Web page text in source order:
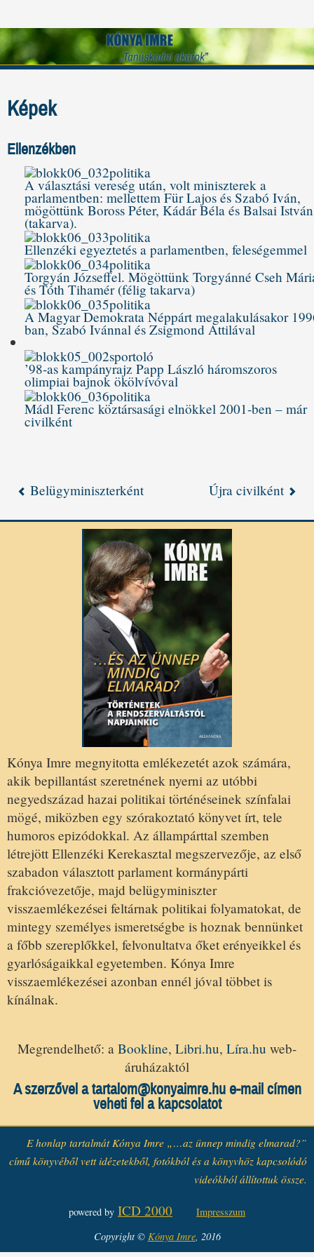
Képek
Ellenzékben
A választási vereség után, volt miniszterek a
parlamentben: mellettem Für Lajos és Szabó Iván,
mögöttünk Boross Péter, Kádár Béla és Balsai István
(takarva).
Ellenzéki egyeztetés a parlamentben, feleségemmel
Torgyán Józseffel. Mögöttünk Torgyánné Cseh
és Tóth Tihamér (félig takarva)
A Magyar Demokrata Néppárt megalakulásakor
ban, Szabó Ivánnal és Zsigmond Attilával
’98-as kampányrajz Papp László háromszoros
olimpiai bajnok ökölvívóval
Mádl Ferenc köztársasági elnökkel 2001-ben – már
civilként
Belügyminiszterként Újra civilként
Kónya Imre megnyitotta emlékezetét azok számára,
akik bepillantást szeretnének nyerni az utóbbi
negyedszázad hazai politikai történéseinek színfalai
mögé, miközben egy szórakoztató könyvet írt, tele
humoros epizódokkal. Az állampárttal szemben
létrejött Ellenzéki Kerekasztal megszervezője, az első
szabadon választott parlament kormánypárti
frakcióvezetője, majd belügyminiszter
visszaemlékezései feltárnak politikai folyamatokat, de
mintegy személyes ismeretségbe is hoznak bennünket
a főbb szereplőkkel, felvonultatva őket erényeikkel és
gyarlóságaikkal egyetemben. Kónya Imre
visszaemlékezései azonban ennél jóval többet is
kínálnak.
Megrendelhető: a Bookline, Libri.hu, Líra.hu web-
áruházaktól
A szerzővel atartalom@konyaimre.hue-mail címen
veheti fel a kapcsolatot
E honlap tartalmát Kónya Imre „…az ünnep mindig elmarad?”
című könyvéből vett idézetekből, fotókból és a könyvhöz kapcsolódó
videókból állítottuk össze.
powered by ICD 2000
Impresszum
Copyright © Kónya Imre, 2016